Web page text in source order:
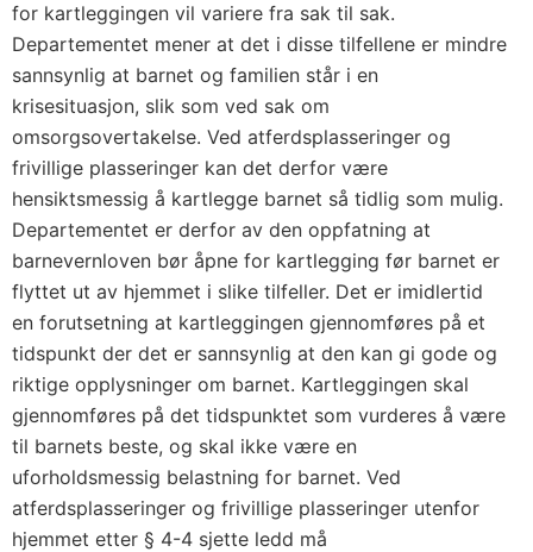
for kartleggingen vil variere fra sak til sak.
Departementet mener at det i disse tilfellene er mindre
sannsynlig at barnet og familien står i en
krisesituasjon, slik som ved sak om
omsorgsovertakelse. Ved atferdsplasseringer og
frivillige plasseringer kan det derfor være
hensiktsmessig å kartlegge barnet så tidlig som mulig.
Departementet er derfor av den oppfatning at
barnevernloven bør åpne for kartlegging før barnet er
flyttet ut av hjemmet i slike tilfeller. Det er imidlertid
en forutsetning at kartleggingen gjennomføres på et
tidspunkt der det er sannsynlig at den kan gi gode og
riktige opplysninger om barnet. Kartleggingen skal
gjennomføres på det tidspunktet som vurderes å være
til barnets beste, og skal ikke være en
uforholdsmessig belastning for barnet. Ved
atferdsplasseringer og frivillige plasseringer utenfor
hjemmet etter § 4-4 sjette ledd må